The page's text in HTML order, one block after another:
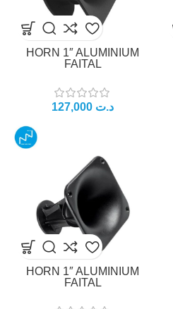
HORN 1″ ALUMINIUM
FAITAL
د.ت
HORN 1″ ALUMINIUM
FAITAL